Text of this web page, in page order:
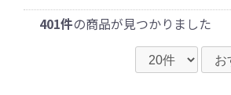
401件の商品が見つかりました